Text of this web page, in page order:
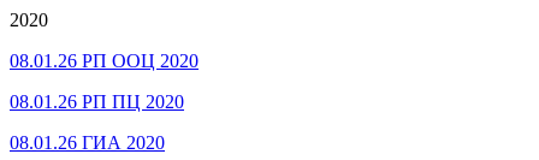
2020
08.01.26 РП ООЦ 2020
08.01.26 РП ПЦ 2020
08.01.26 ГИА 2020